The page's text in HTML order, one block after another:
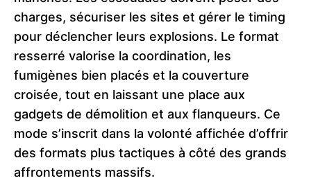
charges, sécuriser les sites et gérer le timing
pour déclencher leurs explosions. Le format
resserré valorise la coordination, les
fumigènes bien placés et la couverture
croisée, tout en laissant une place aux
gadgets de démolition et aux flanqueurs. Ce
mode s’inscrit dans la volonté affichée d’offrir
des formats plus tactiques à côté des grands
affrontements massifs.